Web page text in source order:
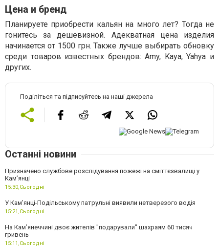
Цена и бренд
Планируете приобрести кальян на много лет? Тогда не
гонитесь за дешевизной. Адекватная цена изделия
начинается от 1500 грн. Также лучше выбирать обновку
среди товаров известных брендов: Amy, Kaya, Yahya и
других.
Поділіться та підписуйтесь на наші джерела
Останні новини
Призначено службове розслідування пожежі на сміттєзвалищі у
Кам’янці
15:30,Сьогодні
У Кам’янці-Подільському патрульні виявили нетверезого водія
15:21,Сьогодні
На Камʼянеччині двоє жителів "подарували" шахраям 60 тисяч
гривень
15:11,Сьогодні